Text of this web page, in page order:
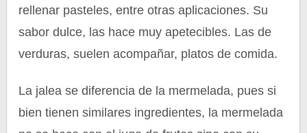
rellenar pasteles, entre otras aplicaciones. Su
sabor dulce, las hace muy apetecibles. Las de
verduras, suelen acompañar, platos de comida.
La jalea se diferencia de la mermelada, pues si
bien tienen similares ingredientes, la mermelada